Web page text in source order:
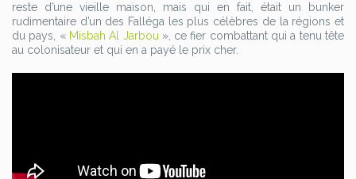
reste d’une vieille maison, mais qui en fait, était un bunker
rudimentaire d’un des Falléga les plus célèbres de la régions et
du pays, « Misbah Al Jarbou », ce fier combattant qui a tenu tête
au colonisateur et qui en a payé le prix cher.